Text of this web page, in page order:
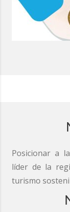
Posicionar a
líder de la
turismo